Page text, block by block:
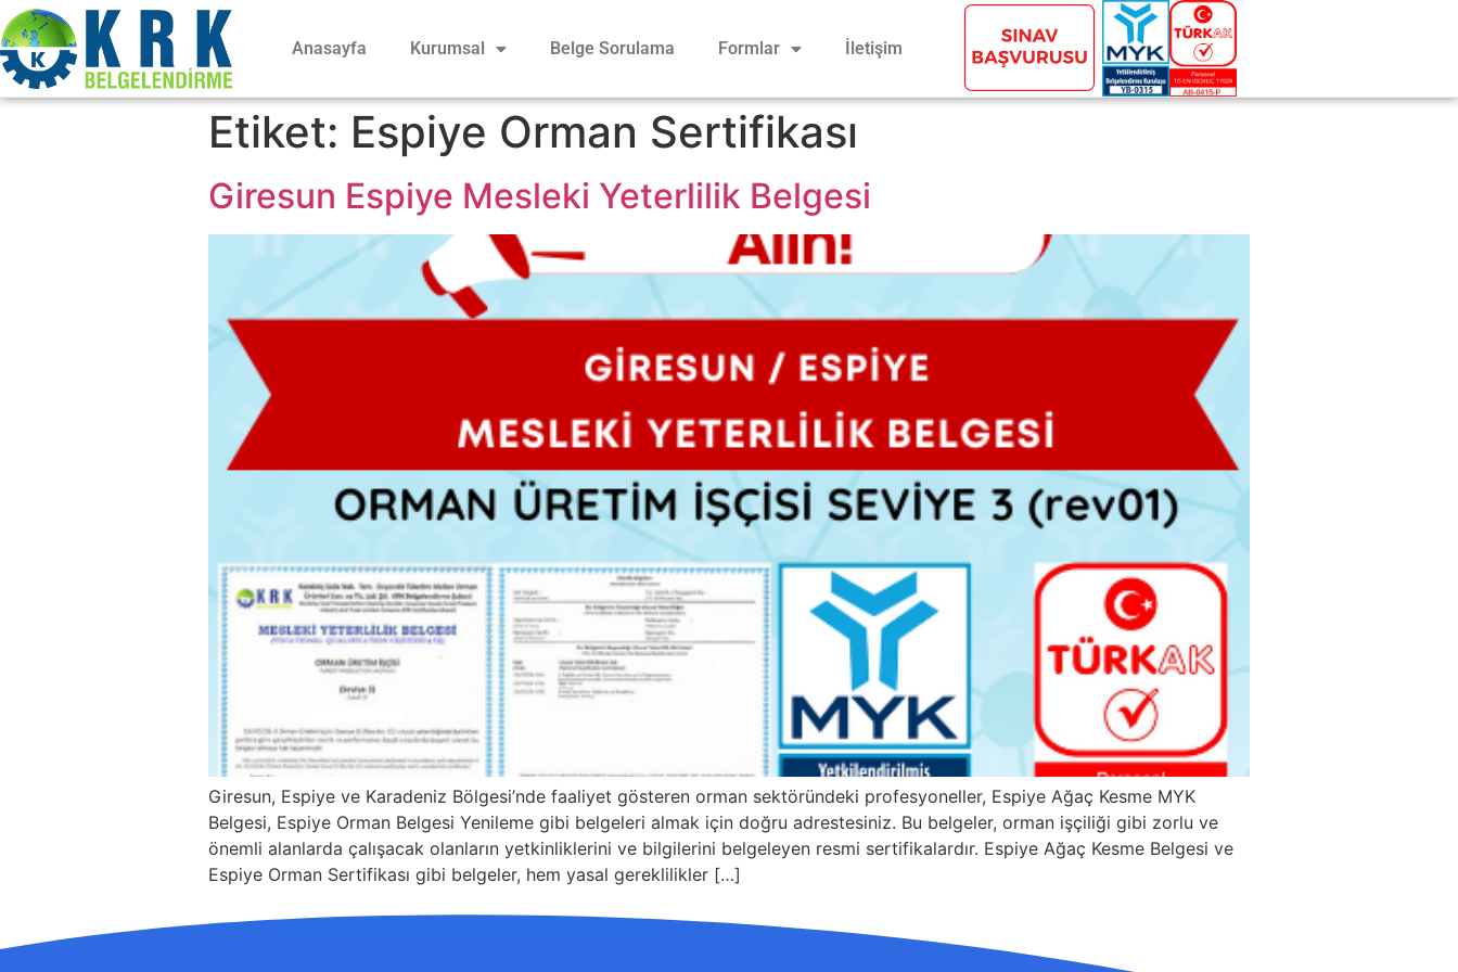
Anasayfa Kurumsal Belge Sorulama Formlar İletişim
Etiket: Espiye Orman Sertifikası
Giresun Espiye Mesleki Yeterlilik Belgesi
Giresun, Espiye ve Karadeniz Bölgesi’nde faaliyet gösteren orman sektöründeki profesyoneller, Espiye Ağaç Kesme MYK
Belgesi, Espiye Orman Belgesi Yenileme gibi belgeleri almak için doğru adrestesiniz. Bu belgeler, orman işçiliği gibi zorlu ve
önemli alanlarda çalışacak olanların yetkinliklerini ve bilgilerini belgeleyen resmi sertifikalardır. Espiye Ağaç Kesme Belgesi ve
Espiye Orman Sertifikası gibi belgeler, hem yasal gereklilikler […]